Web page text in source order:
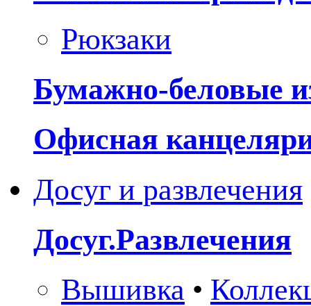
Рюкзаки
Бумажно-беловые
Офисная
Досуг и развлечения
Досуг.Развлечения
Вышивка •